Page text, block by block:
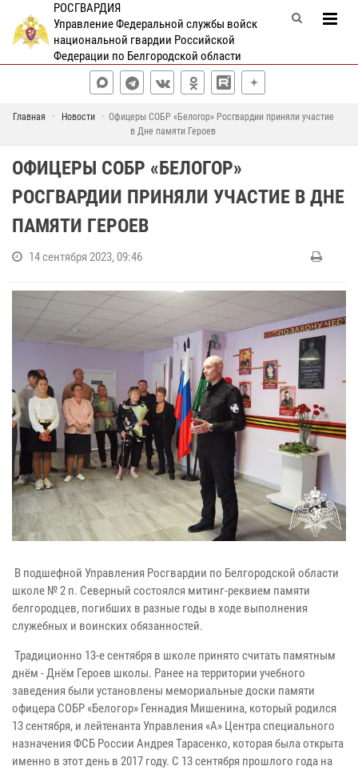
РОСГВАРДИЯ
Управление Федеральной службы войск
национальной гвардии Российской
Федерации по Белгородской области
Главная Новости
Офицеры СОБР «Белогор» Росгвардии приняли участие
в Дне памяти Героев
ОФИЦЕРЫ СОБР «БЕЛОГОР»
РОСГВАРДИИ ПРИНЯЛИ УЧАСТИЕ В ДНЕ
ПАМЯТИ ГЕРОЕВ
14 сентября 2023, 09:46
В подшефной Управления Росгвардии по Белгородской области
школе № 2 п. Северный состоялся митинг-реквием памяти
белгородцев, погибших в разные годы в ходе выполнения
служебных и воинских обязанностей.
Традиционно 13-е сентября в школе принято считать памятным
днём - Днём Героев школы. Ранее на территории учебного
заведения были установлены мемориальные доски памяти
офицера СОБР «Белогор» Геннадия Мишенина, который родился
13 сентября, и лейтенанта Управления «А» Центра специального
назначения ФСБ России Андрея Тарасенко, которая была открыта
именно в этот день в 2017 году. С 13 сентября прошлого года на